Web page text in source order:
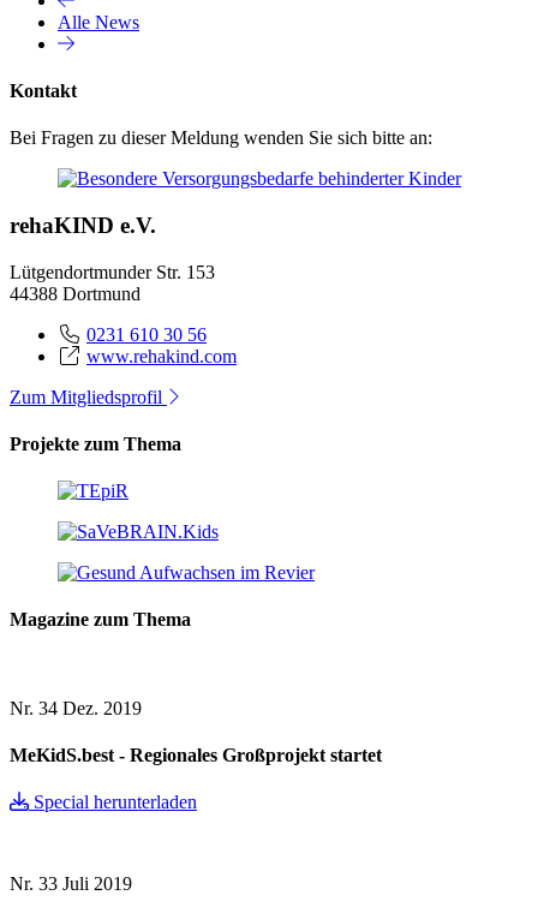
Alle News
Kontakt
Bei Fragen zu dieser Meldung wenden Sie sich bitte an:
rehaKIND e.V.
Lütgendortmunder Str. 153
44388 Dortmund
0231 610 30 56
www.rehakind.com
Zum Mitgliedsprofil
Projekte zum Thema
Magazine zum Thema
Nr. 34 Dez. 2019
MeKidS.best - Regionales Großprojekt startet
Special herunterladen
Nr. 33 Juli 2019